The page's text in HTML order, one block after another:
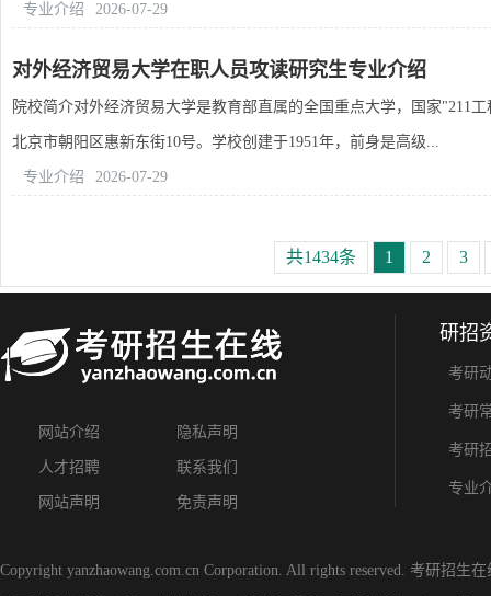
专业介绍 2026-07-29
对外经济贸易大学在职人员攻读研究生专业介绍
院校简介对外经济贸易大学是教育部直属的全国重点大学，国家"211
北京市朝阳区惠新东街10号。学校创建于1951年，前身是高级...
专业介绍 2026-07-29
共1434条 1 2 3
网站介绍 隐私声明
人才招聘 联系我们
网站声明 免责声明
研招
考研
考研
考研
专业
Copyright yanzhaowang.com.cn Corporation. All rights reserved. 考研招生在